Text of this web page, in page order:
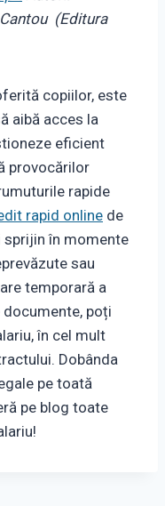
(Editura
copiilor, este
aibă acces la
eficient
provocărilor
rapide
rapid online de
sprijin în momente
sau
temporară a
poți
în cel mult
Dobânda
pe toată
pe blog toate